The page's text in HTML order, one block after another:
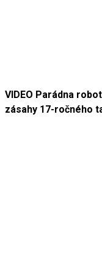
VIDEO Parádna
zásahy 17-ročného